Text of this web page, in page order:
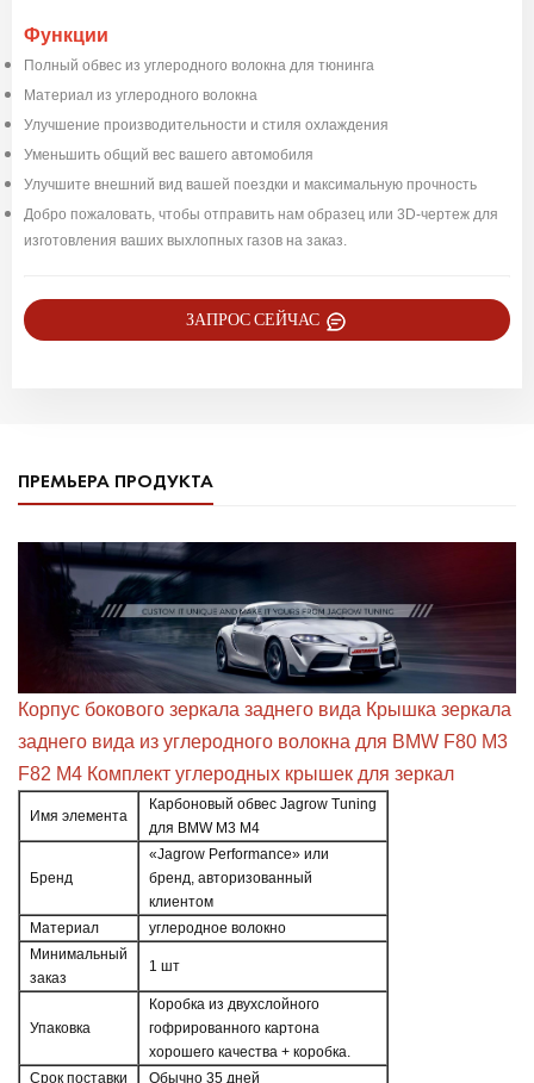
Функции
Полный обвес из углеродного волокна для тюнинга
Материал из углеродного волокна
Улучшение производительности и стиля охлаждения
Уменьшить общий вес вашего автомобиля
Улучшите внешний вид вашей поездки и максимальную прочность
Добро пожаловать, чтобы отправить нам образец или 3D-чертеж для
изготовления ваших выхлопных газов на заказ.
ЗАПРОС СЕЙЧАС
ПРЕМЬЕРА ПРОДУКТА
Корпус бокового зеркала заднего вида Крышка зеркала
заднего вида из углеродного волокна для BMW F80 M3
F82 M4 Комплект углеродных крышек для зеркал
Имя элемента
Карбоновый обвес Jagrow Tuning
для BMW M3 M4
Бренд
«Jagrow Performance» или
бренд, авторизованный
клиентом
Материал
углеродное волокно
Минимальный
заказ
1 шт
Упаковка
Коробка из двухслойного
гофрированного картона
хорошего качества + коробка.
Срок поставки
Обычно 35 дней